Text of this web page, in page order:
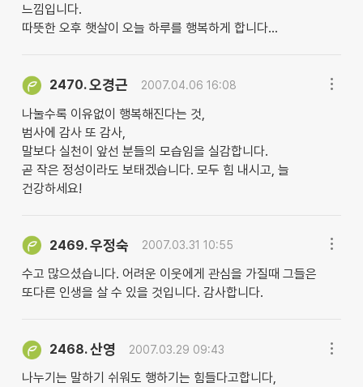
느낌입니다.
따뜻한 오후 햇살이 오늘 하루를 행복하게 합니다...
2470.오경근 2007.04.06 16:08
나눌수록 이유없이 행복해진다는 것,
범사에 감사 또 감사,
말보다 실천이 앞선 분들의 모습임을 실감합니다.
곧 작은 정성이라도 보태겠습니다. 모두 힘 내시고, 늘
건강하세요!
2469.우정숙 2007.03.31 10:55
수고 많으셨습니다. 어려운 이웃에게 관심을 가질때 그들은
또다른 인생을 살 수 있을 것입니다. 감사합니다.
2468.산영 2007.03.29 09:43
나누기는 말하기 쉬워도 행하기는 힘들다고합니다,